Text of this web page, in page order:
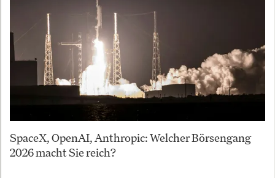
SpaceX, OpenAI, Anthropic: Welcher Börsengang
2026 macht Sie reich?